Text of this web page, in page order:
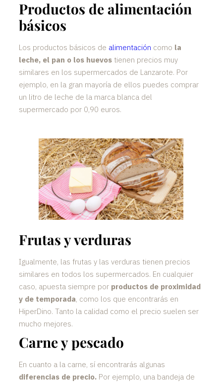
Productos de alimentación
básicos
Los productos básicos de alimentación como la
leche, el pan o los huevos tienen precios muy
similares en los supermercados de Lanzarote. Por
ejemplo, en la gran mayoría de ellos puedes comprar
un litro de leche de la marca blanca del
supermercado por 0,90 euros.
Frutas y verduras
Igualmente, las frutas y las verduras tienen precios
similares en todos los supermercados. En cualquier
caso, apuesta siempre por productos de proximidad
y de temporada, como los que encontrarás en
HiperDino. Tanto la calidad como el precio suelen ser
mucho mejores.
Carne y pescado
En cuanto a la carne, sí encontrarás algunas
diferencias de precio. Por ejemplo, una bandeja de